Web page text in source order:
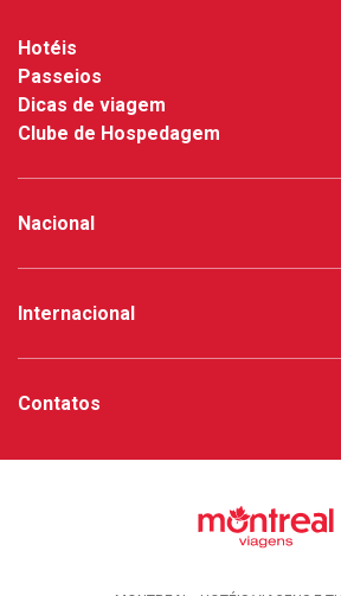
Hotéis
Passeios
Dicas de viagem
Clube de Hospedagem
Nacional
Internacional
Contatos